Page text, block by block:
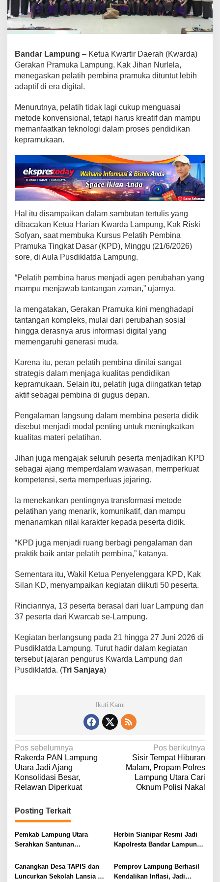
n
Z
m
n
,
K
a
L
p
u
n
g
D
o
r
n
g
T
a
n
f
o
r
m
s
i
e
l
t
i
r
a
m
k
Bandar Lampung – Ketua Kwartir Daerah (Kwarda)
Gerakan Pramuka Lampung, Kak Jihan Nurlela,
menegaskan pelatih pembina pramuka dituntut lebih
adaptif di era digital.
Menurutnya, pelatih tidak lagi cukup menguasai
metode konvensional, tetapi harus kreatif dan mampu
memanfaatkan teknologi dalam proses pendidikan
kepramukaan.
Hal itu disampaikan dalam sambutan tertulis yang
dibacakan Ketua Harian Kwarda Lampung, Kak Riski
Sofyan, saat membuka Kursus Pelatih Pembina
Pramuka Tingkat Dasar (KPD), Minggu (21/6/2026)
sore, di Aula Pusdiklatda Lampung.
“Pelatih pembina harus menjadi agen perubahan yang
mampu menjawab tantangan zaman,” ujarnya.
Ia mengatakan, Gerakan Pramuka kini menghadapi
tantangan kompleks, mulai dari perubahan sosial
hingga derasnya arus informasi digital yang
memengaruhi generasi muda.
Karena itu, peran pelatih pembina dinilai sangat
strategis dalam menjaga kualitas pendidikan
kepramukaan. Selain itu, pelatih juga diingatkan tetap
aktif sebagai pembina di gugus depan.
Pengalaman langsung dalam membina peserta didik
disebut menjadi modal penting untuk meningkatkan
kualitas materi pelatihan.
Jihan juga mengajak seluruh peserta menjadikan KPD
sebagai ajang memperdalam wawasan, memperkuat
kompetensi, serta memperluas jejaring.
Ia menekankan pentingnya transformasi metode
pelatihan yang menarik, komunikatif, dan mampu
menanamkan nilai karakter kepada peserta didik.
“KPD juga menjadi ruang berbagi pengalaman dan
praktik baik antar pelatih pembina,” katanya.
Sementara itu, Wakil Ketua Penyelenggara KPD, Kak
Silan KD, menyampaikan kegiatan diikuti 50 peserta.
Rinciannya, 13 peserta berasal dari luar Lampung dan
37 peserta dari Kwarcab se-Lampung.
Kegiatan berlangsung pada 21 hingga 27 Juni 2026 di
Pusdiklatda Lampung. Turut hadir dalam kegiatan
tersebut jajaran pengurus Kwarda Lampung dan
Pusdiklatda. (Tri Sanjaya)
Ikuti Kami
N
a
v
i
g
a
s
i
p
o
Pos sebelumnya
Rakerda PAN Lampung
Utara Jadi Ajang
Konsolidasi Besar,
Relawan Diperkuat
Pos berikutnya
Sisir Tempat Hiburan
Malam, Propam Polres
Lampung Utara Cari
Oknum Polisi Nakal
Posting Terkait
Pemkab Lampung Utara
Serahkan Santunan
Korban Kebakaran
Herbin Sianipar Resmi Jadi
Kapolresta Bandar Lampung,
Prioritas
Canangkan Desa TAPIS dan
Luncurkan Sekolah Lansia di
Pemprov Lampung Berhasil
Kendalikan Inflasi, Jadi